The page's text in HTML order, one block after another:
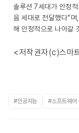
솔루션 7세대가 안정
음 세대로 전달했다”
해 안정적으로 나아갈
<저작권자(c)스마
#인공지능 #소프트웨어